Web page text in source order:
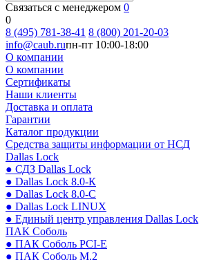
Связаться с менеджером 0
0
8 (495) 781-38-41 8 (800) 201-20-03
info@caub.ruпн-пт 10:00-18:00
О компании
О компании
Сертификаты
Наши клиенты
Доставка и оплата
Гарантии
Каталог продукции
Средства защиты информации от НСД
Dallas Lock
● СДЗ Dallas Lock
● Dallas Lock 8.0-К
● Dallas Lock 8.0-С
● Dallas Lock LINUX
● Единый центр управления Dallas Lock
ПАК Соболь
● ПАК Соболь PCI-E
● ПАК Соболь М.2